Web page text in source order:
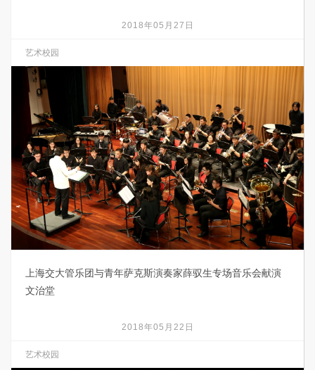
2018年05月27日
艺术校园
上海交大管乐团与青年萨克斯演奏家薛驭生专场音乐会献演
文治堂
2018年05月22日
艺术校园